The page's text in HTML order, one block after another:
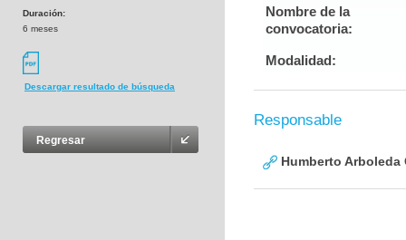
Duración:
6 meses
Descargar resultado de búsqueda
Regresar
Nombre de la
convocatoria:
Modalidad:
Responsable
Humberto Arboleda